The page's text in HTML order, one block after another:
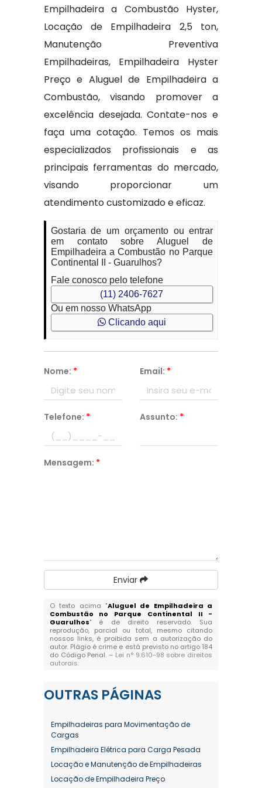
Empilhadeira a Combustão Hyster,
Locação de Empilhadeira 2,5 ton,
Manutenção Preventiva
Empilhadeiras, Empilhadeira Hyster
Preço e Aluguel de Empilhadeira a
Combustão, visando promover a
excelência desejada. Contate-nos e
faça uma cotação. Temos os mais
especializados profissionais e as
principais ferramentas do mercado,
visando proporcionar um
atendimento customizado e eficaz.
Gostaria de um orçamento ou entrar
em contato sobre Aluguel de
Empilhadeira a Combustão no Parque
Continental II - Guarulhos?
Fale conosco pelo telefone
(11) 2406-7627
Ou em nosso WhatsApp
Clicando aqui
Nome: * Email: *
Telefone: * Assunto: *
Mensagem: *
Enviar
O texto acima "Aluguel de Empilhadeira a
Combustão no Parque Continental II -
Guarulhos" é de direito reservado. Sua
reprodução, parcial ou total, mesmo citando
nossos links, é proibida sem a autorização do
autor. Plágio é crime e está previsto no artigo 184
do Código Penal. – Lei n° 9.610-98 sobre direitos
autorais.
OUTRAS PÁGINAS
Empilhadeiras para Movimentação de
Cargas
Empilhadeira Elétrica para Carga Pesada
Locação e Manutenção de Empilhadeiras
Locação de Empilhadeira Preço